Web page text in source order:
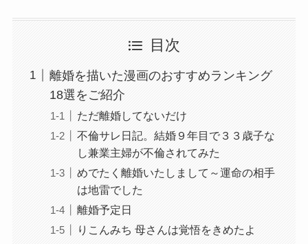
目次
離婚を描いた漫画のおすすめランキング
18選をご紹介
ただ離婚してないだけ
不倫サレ日記。結婚９年目で３３歳子な
し兼業主婦が不倫されてみた
めでたく離婚いたしまして～運命の相手
は地雷でした
離婚予定日
りこんみち 母さんは覚悟をきめたよ